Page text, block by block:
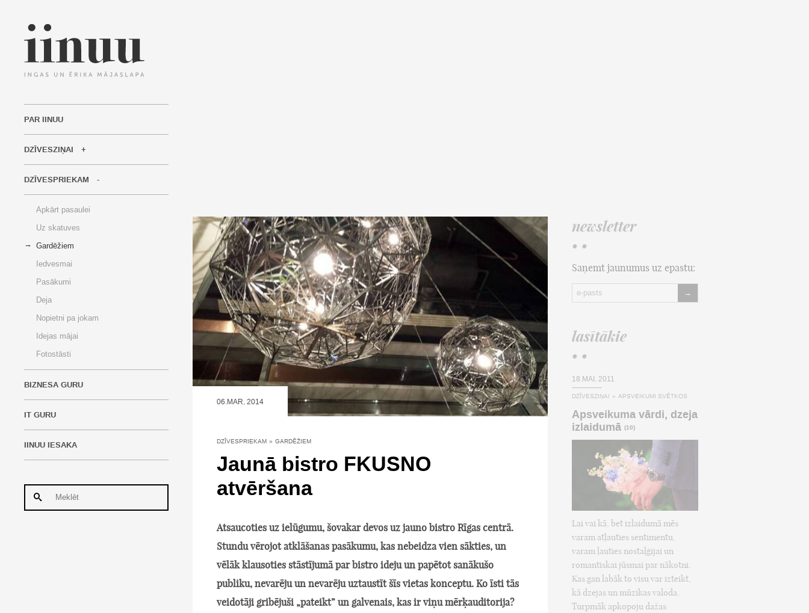
PAR IINUU
DZĪVESZIŅAI
DZĪVESPRIEKAM
Apkārt pasaulei
Uz skatuves
Gardēžiem
Iedvesmai
Pasākumi
Deja
Nopietni pa jokam
Idejas mājai
Fotostāsti
BIZNESA GURU
IT GURU
IINUU IESAKA
06.MAR, 2014
DZĪVESPRIEKAM » GARDĒŽIEM
Jaunā bistro FKUSNO
atvēršana
Atsaucoties uz ielūgumu, šovakar devos uz jauno bistro Rīgas centrā.
Stundu vērojot atklāšanas pasākumu, kas nebeidza vien sākties, un
vēlāk klausoties stāstījumā par bistro ideju un papētot sanākušo
publiku, nevarēju un nevarēju uztaustīt šīs vietas konceptu. Ko īsti tās
veidotāji gribējuši „pateikt” un galvenais, kas ir viņu mērķauditorija?
newsletter
• •
Saņemt jaunumus uz epastu:
→
lasītākie
• •
18.MAI, 2011
DZĪVESZIŅAI » APSVEIKUMI SVĒTKOS
Apsveikuma vārdi, dzeja
izlaidumā (10)
Lai vai kā, bet izlaidumā mēs
varam atļauties sentimentu,
varam ļauties nostaļģijai un
romantiskai jūsmai par nākotni.
Kas gan labāk to visu var izteikt,
kā dzejas un mūzikas valoda.
Turpmāk apkopoju dažas